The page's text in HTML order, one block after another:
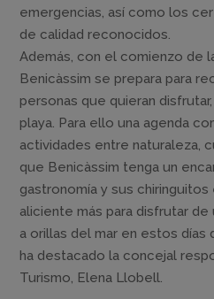
emergencias, así como los
de calidad reconocidos.
Además, con el comienzo de
Benicàssim se prepara para
personas que quieran
playa. Para ello una agenda
actividades entre naturaleza,
que Benicàssim tenga un
gastronomía y sus chiringuitos
aliciente más para disfrutar de
a orillas del mar en estos días
ha destacado la concejal
Turismo, Elena Llobell.